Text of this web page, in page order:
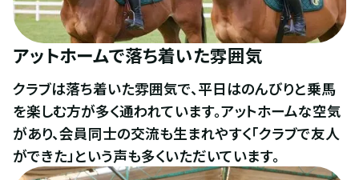
アットホームで落ち着いた雰囲気
クラブは落ち着いた雰囲気で、平日はのんびりと乗馬
を楽しむ方が多く通われています。アットホームな空気
があり、会員同士の交流も生まれやすく「クラブで友人
ができた」という声も多くいただいています。